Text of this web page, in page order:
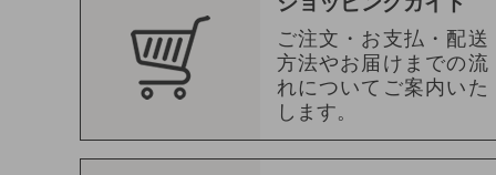
ご注文・お支払・配送
方法やお届けまでの流
れについてご案内いた
します。